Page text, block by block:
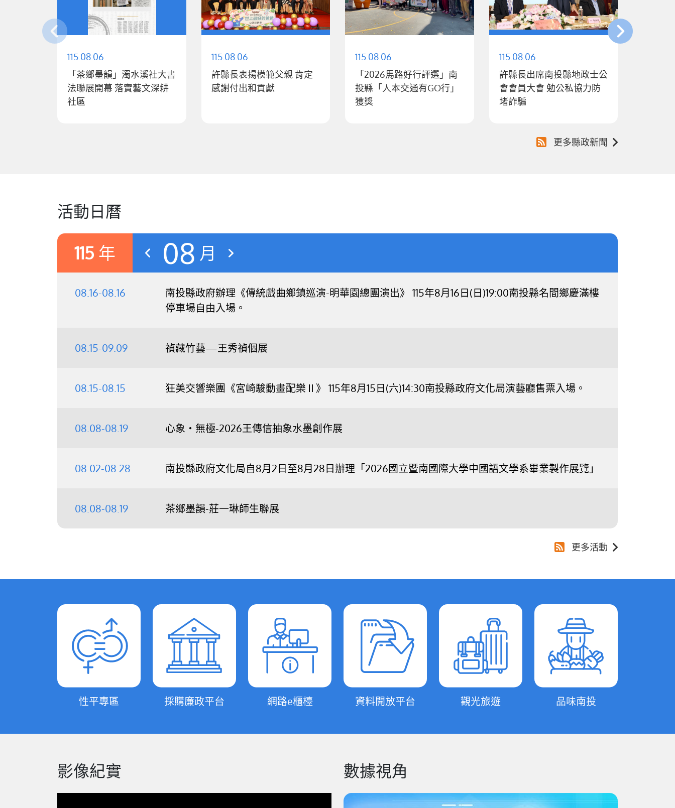
115.08.06
「茶鄉墨韻」濁水溪社大書
法聯展開幕 落實藝文深耕
社區
115.08.06
許縣長表揚模範父親 肯定
感謝付出和貢獻
115.08.06
「2026馬路好行評選」南
投縣「人本交通有GO行」
獲獎
115.08.06
許縣長出席南投縣地政士公
會會員大會 勉公私協力防
堵詐騙
更多縣政新聞
活動日曆
115 年 08 月
08.16-08.16
南投縣政府辦理《傳統戲曲鄉鎮巡演-明華園總團演出》 115年8月16日(日)19:00南投縣名間鄉慶滿樓
停車場自由入場。
08.15-09.09 禎藏竹藝—王秀禎個展
08.15-08.15 狂美交響樂團《宮崎駿動畫配樂Ⅱ》 115年8月15日(六)14:30南投縣政府文化局演藝廳售票入場。
08.08-08.19 心象‧無極-2026王傳信抽象水墨創作展
08.02-08.28 南投縣政府文化局自8月2日至8月28日辦理「2026國立暨南國際大學中國語文學系畢業製作展覽」
08.08-08.19 茶鄉墨韻-莊一琳師生聯展
更多活動
性平專區 採購廉政平台 網路e櫃檯 資料開放平台 觀光旅遊 品味南投
影像紀實 數據視角